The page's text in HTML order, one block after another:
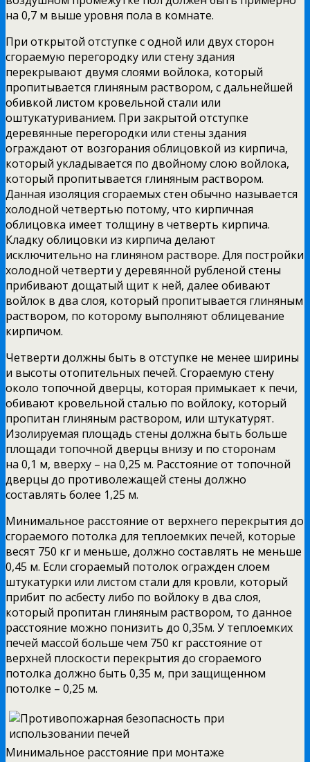
на 0,7 м выше уровня пола в комнате.
При открытой отступке с одной или двух сторон
сгораемую перегородку или стену здания
перекрывают двумя слоями войлока, который
пропитывается глиняным раствором, с дальнейшей
обивкой листом кровельной стали или
оштукатуриванием. При закрытой отступке
деревянные перегородки или стены здания
ограждают от возгорания облицовкой из кирпича,
который укладывается по двойному слою войлока,
который пропитывается глиняным раствором.
Данная изоляция сгораемых стен обычно называется
холодной четвертью потому, что кирпичная
облицовка имеет толщину в четверть кирпича.
Кладку облицовки из кирпича делают
исключительно на глиняном растворе. Для постройки
холодной четверти у деревянной рубленой стены
прибивают дощатый щит к ней, далее обивают
войлок в два слоя, который пропитывается глиняным
раствором, по которому выполняют облицевание
кирпичом.
Четверти должны быть в отступке не менее ширины
и высоты отопительных печей. Сгораемую стену
около топочной дверцы, которая примыкает к печи,
обивают кровельной сталью по войлоку, который
пропитан глиняным раствором, или штукатурят.
Изолируемая площадь стены должна быть больше
площади топочной дверцы внизу и по сторонам
на 0,1 м, вверху – на 0,25 м. Расстояние от топочной
дверцы до противолежащей стены должно
составлять более 1,25 м.
Минимальное расстояние от верхнего перекрытия до
сгораемого потолка для теплоемких печей, которые
весят 750 кг и меньше, должно составлять не меньше
0,45 м. Если сгораемый потолок огражден слоем
штукатурки или листом стали для кровли, который
прибит по асбесту либо по войлоку в два слоя,
который пропитан глиняным раствором, то данное
расстояние можно понизить до 0,35м. У теплоемких
печей массой больше чем 750 кг расстояние от
верхней плоскости перекрытия до сгораемого
потолка должно быть 0,35 м, при защищенном
потолке – 0,25 м.
Минимальное расстояние при монтаже